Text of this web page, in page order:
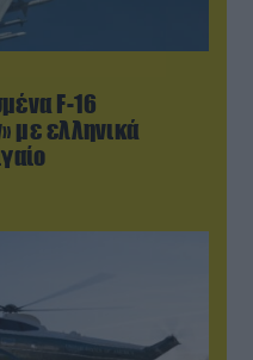
F-16
με ελληνικά